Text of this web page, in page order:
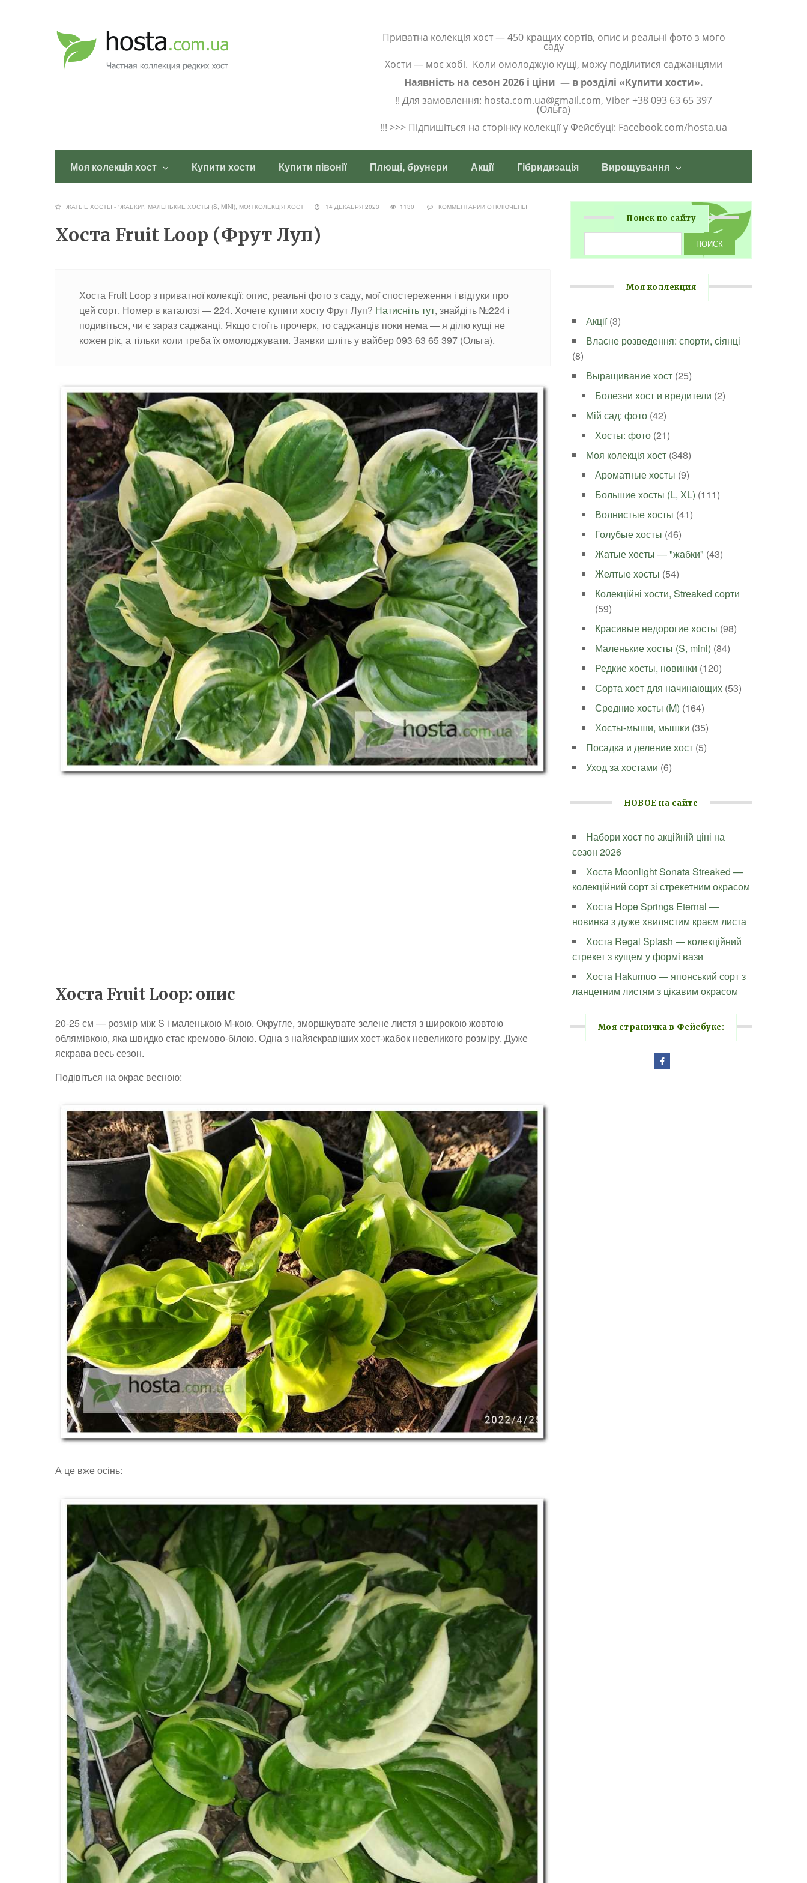
Приватна колекція хост — 450 кращих сортів, опис и реальні фото з мого
саду
Хости — моє хобі. Коли омолоджую кущі, можу поділитися саджанцями
Наявність на сезон 2026 і ціни — в розділі «Купити хости».
!! Для замовлення: hosta.com.ua@gmail.com, Viber +38 093 63 65 397
(Ольга)
!!! >>> Підпишіться на сторінку колекції у Фейсбуці: Facebook.com/hosta.ua
Моя колекція хост Купити хости Купити півонії Плющі, брунери Акції Гібридизація Вирощування
ЖАТЫЕ ХОСТЫ - "ЖАБКИ", МАЛЕНЬКИЕ ХОСТЫ (S, MINI), МОЯ КОЛЕКЦІЯ ХОСТ 14 ДЕКАБРЯ 2023 1130 КОММЕНТАРИИ ОТКЛЮЧЕНЫ
Хоста Fruit Loop (Фрут Луп)
Хоста Fruit Loop з приватної колекції: опис, реальні фото з саду, мої спостереження і відгуки про
цей сорт. Номер в каталозі — 224. Хочете купити хосту Фрут Луп? Натисніть тут, знайдіть №224 і
подивіться, чи є зараз саджанці. Якщо стоїть прочерк, то саджанців поки нема — я ділю кущі не
кожен рік, а тільки коли треба їх омолоджувати. Заявки шліть у вайбер 093 63 65 397 (Ольга).
Хоста Fruit Loop: опис
20-25 см — розмір між S і маленькою M-кою. Округле, зморшкувате зелене листя з широкою жовтою
облямівкою, яка швидко стає кремово-білою. Одна з найяскравіших хост-жабок невеликого розміру. Дуже
яскрава весь сезон.
Подівіться на окрас весною:
А це вже осінь:
Поиск по сайту
Моя коллекция
Акції(3)
Власне розведення: спорти, сіянці
(8)
Выращивание хост (25)
Болезни хост и вредители (2)
Мій сад: фото (42)
Хосты: фото (21)
Моя колекція хост (348)
Ароматные хосты (9)
Большие хосты (L, XL) (111)
Волнистые хосты (41)
Голубые хосты (46)
Жатые хосты — "жабки" (43)
Желтые хосты (54)
Колекційні хости, Streaked сорти
(59)
Красивые недорогие хосты (98)
Маленькие хосты (S, mini) (84)
Редкие хосты, новинки (120)
Сорта хост для начинающих (53)
Средние хосты (M) (164)
Хосты-мыши, мышки (35)
Посадка и деление хост (5)
Уход за хостами (6)
НОВОЕ на сайте
Набори хост по акційній ціні на
сезон 2026
Хоста Moonlight Sonata Streaked —
колекційний сорт зі стрекетним окрасом
Хоста Hope Springs Eternal —
новинка з дуже хвилястим краєм листа
Хоста Regal Splash — колекційний
стрекет з кущем у формі вази
Хоста Hakumuo — японський сорт з
ланцетним листям з цікавим окрасом
Моя страничка в Фейсбуке: